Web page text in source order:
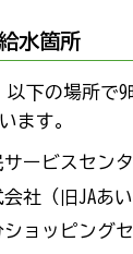
水箇所
下の場所で9
ます。
ービスセン
社（旧JAあい
ョッピング